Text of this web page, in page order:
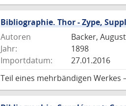
Bibliographie. Thor - Zype,
Autoren
Backer,
Jahr:
1898
Importdatum:
27.01.2016
Teil eines mehrbändigen Werkes